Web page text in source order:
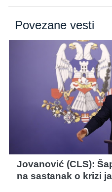
Povezane vesti
Jovanović (CLS):
na sastanak o krizi